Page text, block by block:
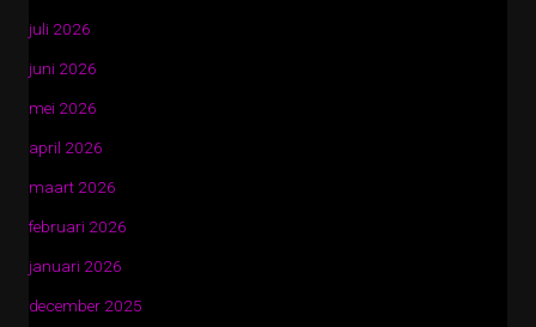
juli 2026
juni 2026
mei 2026
april 2026
maart 2026
februari 2026
januari 2026
december 2025